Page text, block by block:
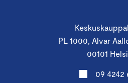
PL 1000, Alvar
00101
09 4242